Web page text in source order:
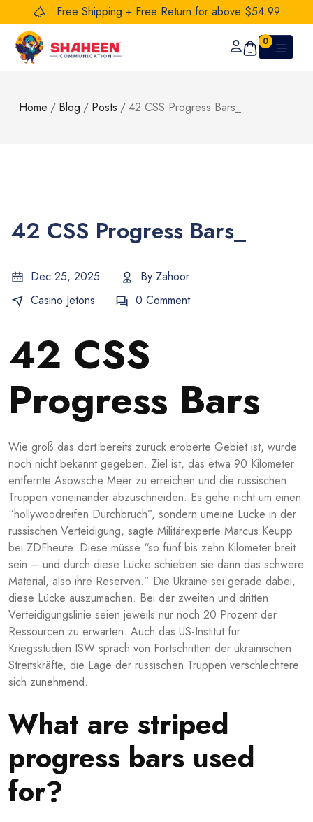
Free Shipping + Free Return for above $54.99
0
Home / Blog / Posts /42 CSS Progress Bars_
42 CSS Progress Bars_
Dec 25, 2025 By Zahoor
Casino Jetons
0 Comment
42 CSS
Progress Bars
Wie groß das dort bereits zurück eroberte Gebiet ist, wurde
noch nicht bekannt gegeben. Ziel ist, das etwa 90 Kilometer
entfernte Asowsche Meer zu erreichen und die russischen
Truppen voneinander abzuschneiden. Es gehe nicht um einen
“hollywoodreifen Durchbruch”, sondern umeine Lücke in der
russischen Verteidigung, sagte Militärexperte Marcus Keupp
bei ZDFheute. Diese müsse “so fünf bis zehn Kilometer breit
sein – und durch diese Lücke schieben sie dann das schwere
Material, also ihre Reserven.” Die Ukraine sei gerade dabei,
diese Lücke auszumachen. Bei der zweiten und dritten
Verteidigungslinie seien jeweils nur noch 20 Prozent der
Ressourcen zu erwarten. Auch das US-Institut für
Kriegsstudien ISW sprach von Fortschritten der ukrainischen
Streitskräfte, die Lage der russischen Truppen verschlechtere
sich zunehmend.
What are striped
progress bars used
for?